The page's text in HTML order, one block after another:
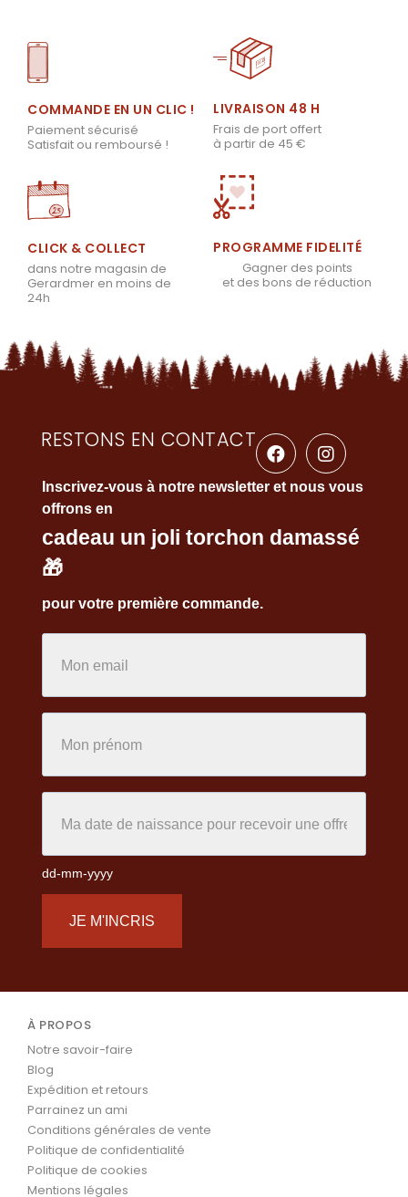
COMMANDE EN UN CLIC !
Paiement sécurisé
Satisfait ou remboursé !
LIVRAISON 48 H
Frais de port offert
à partir de 45 €
CLICK & COLLECT
dans notre magasin de
Gerardmer en moins de
24h
PROGRAMME FIDELITÉ
Gagner des points
et des bons de réduction
RESTONS EN CONTACT
Inscrivez-vous à notre newsletter et nous vous
offrons en
cadeau un joli torchon damassé
🎁
pour votre première commande.
dd-mm-yyyy
JE M'INCRIS
À PROPOS
Notre savoir-faire
Blog
Expédition et retours
Parrainez un ami
Conditions générales de vente
Politique de confidentialité
Politique de cookies
Mentions légales